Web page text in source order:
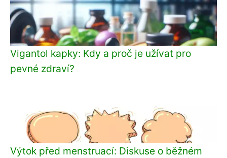
Vigantol kapky: Kdy a proč je užívat pro
pevné zdraví?
Výtok před menstruací: Diskuse o běžném